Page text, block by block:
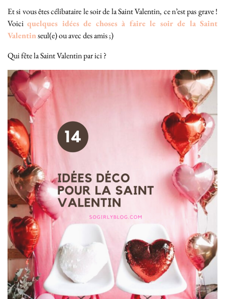
Et si vous êtes célibataire le soir de la Saint Valentin, ce n’est pas grave !
Voiciquelques idées de choses à faire le soir de la Saint
Valentinseul(e) ou avec des amis ;)
Qui fête la Saint Valentin par ici ?